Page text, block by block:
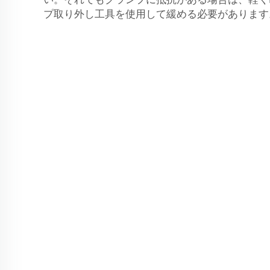
プ取り外し工具を使用して緩める必要がありま